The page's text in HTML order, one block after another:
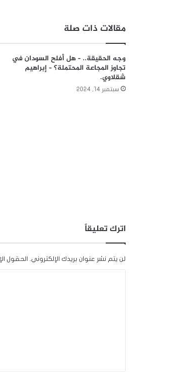
مقالات ذات صلة
وجه الحقيقة.. – هل أفلح السودان في
تجاوز المجاعة المحتملة؟ – إبراهيم
شقلاوي.
سبتمبر 14, 2024
اترك تعليقاً
لن يتم نشر عنوان بريدك الإلكتروني. الحقول